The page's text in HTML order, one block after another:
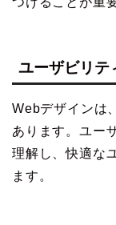
ユーザビリテ
Webデザインは
あります。ユー
理解し、快適な
ます。